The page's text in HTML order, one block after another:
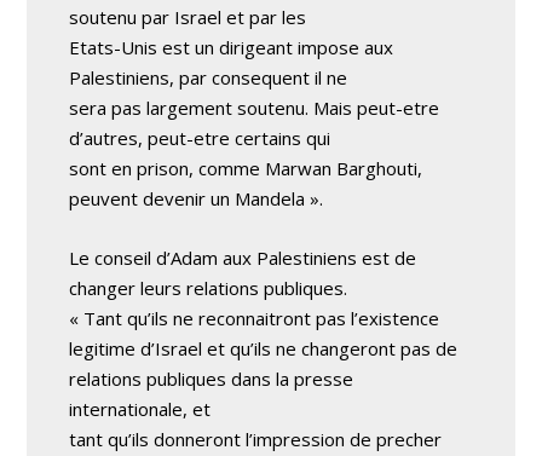
soutenu par Israel et par les
Etats-Unis est un dirigeant impose aux
Palestiniens, par consequent il ne
sera pas largement soutenu. Mais peut-etre
d’autres, peut-etre certains qui
sont en prison, comme Marwan Barghouti,
peuvent devenir un Mandela ».
Le conseil d’Adam aux Palestiniens est de
changer leurs relations publiques.
« Tant qu’ils ne reconnaitront pas l’existence
legitime d’Israel et qu’ils ne changeront pas de
relations publiques dans la presse
internationale, et
tant qu’ils donneront l’impression de precher